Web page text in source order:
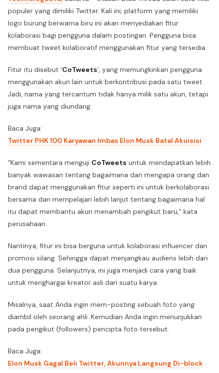
populer yang dimiliki Twitter. Kali ini, platform yang memiliki
logo burung berwarna biru ini akan menyediakan fitur
kolaborasi bagi pengguna dalam postingan. Pengguna bisa
membuat tweet kolaboratif menggunakan fitur yang tersedia.
Fitur itu disebut 'CoTweets', yang memungkinkan pengguna
menggunakan akun lain untuk berkontribusi pada satu tweet.
Jadi, nama yang tercantum tidak hanya milik satu akun, tetapi
juga nama yang diundang.
Baca Juga:
Twitter PHK 100 Karyawan Imbas Elon Musk Batal Akuisisi
“Kami sementara menguji CoTweets untuk mendapatkan lebih
banyak wawasan tentang bagaimana dan mengapa orang dan
brand dapat menggunakan fitur seperti ini untuk berkolaborasi
bersama dan mempelajari lebih lanjut tentang bagaimana hal
itu dapat membantu akun menambah pengikut baru," kata
perusahaan.
Nantinya, fitur ini bisa berguna untuk kolaborasi influencer dan
promosi silang. Sehingga dapat menjangkau audiens lebih dari
dua pengguna. Selanjutnya, ini juga menjadi cara yang baik
untuk menghargai kreator asli dari suatu karya.
Misalnya, saat Anda ingin mem-posting sebuah foto yang
diambil oleh seorang ahli. Kemudian Anda ingin menunjukkan
pada pengikut (followers) pencipta foto tersebut.
Baca Juga:
Elon Musk Gagal Beli Twitter, Akunnya Langsung Di-block